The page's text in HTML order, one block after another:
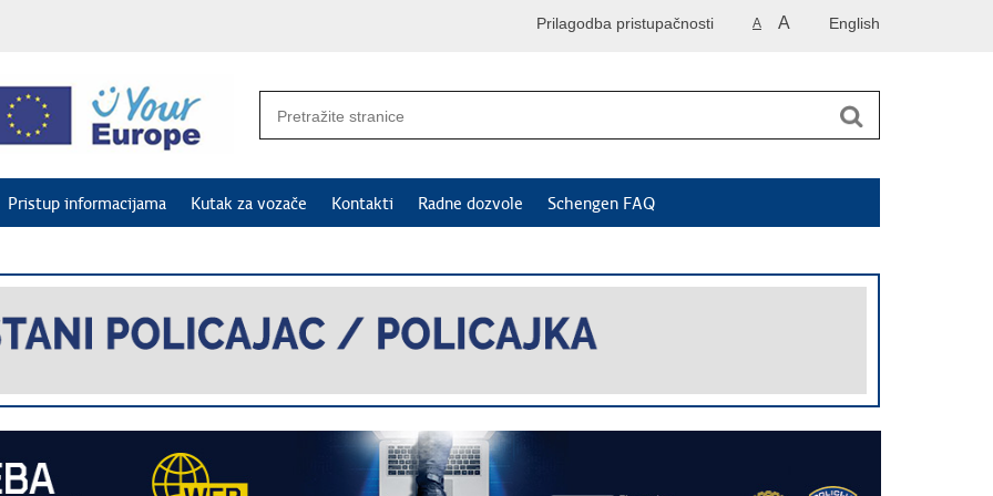
English
A A
Prilagodba pristupačnosti
Pristup informacijama Kutak za vozače Kontakti Radne dozvole Schengen FAQ